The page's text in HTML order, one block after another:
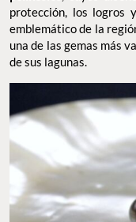
protección, los logros
emblemático de la
una de las gemas más
de sus lagunas.